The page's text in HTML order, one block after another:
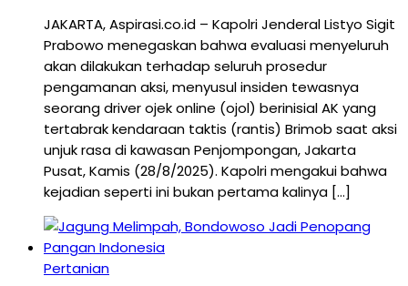
JAKARTA, Aspirasi.co.id – Kapolri Jenderal Listyo Sigit
Prabowo menegaskan bahwa evaluasi menyeluruh
akan dilakukan terhadap seluruh prosedur
pengamanan aksi, menyusul insiden tewasnya
seorang driver ojek online (ojol) berinisial AK yang
tertabrak kendaraan taktis (rantis) Brimob saat aksi
unjuk rasa di kawasan Penjompongan, Jakarta
Pusat, Kamis (28/8/2025). Kapolri mengakui bahwa
kejadian seperti ini bukan pertama kalinya […]
Pertanian